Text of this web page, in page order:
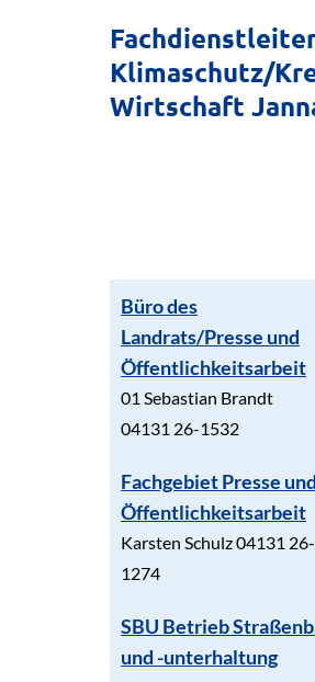
Klimaschutz/
Wirtschaft
Büro des
Landrats/Presse und
Öffentlichkeitsarbeit
01 Sebastian Brandt
04131 26-1532
Fachgebiet Presse und
Öffentlichkeitsarbeit
Karsten Schulz 04131 26-
1274
SBU Betrieb
und -unterhaltung